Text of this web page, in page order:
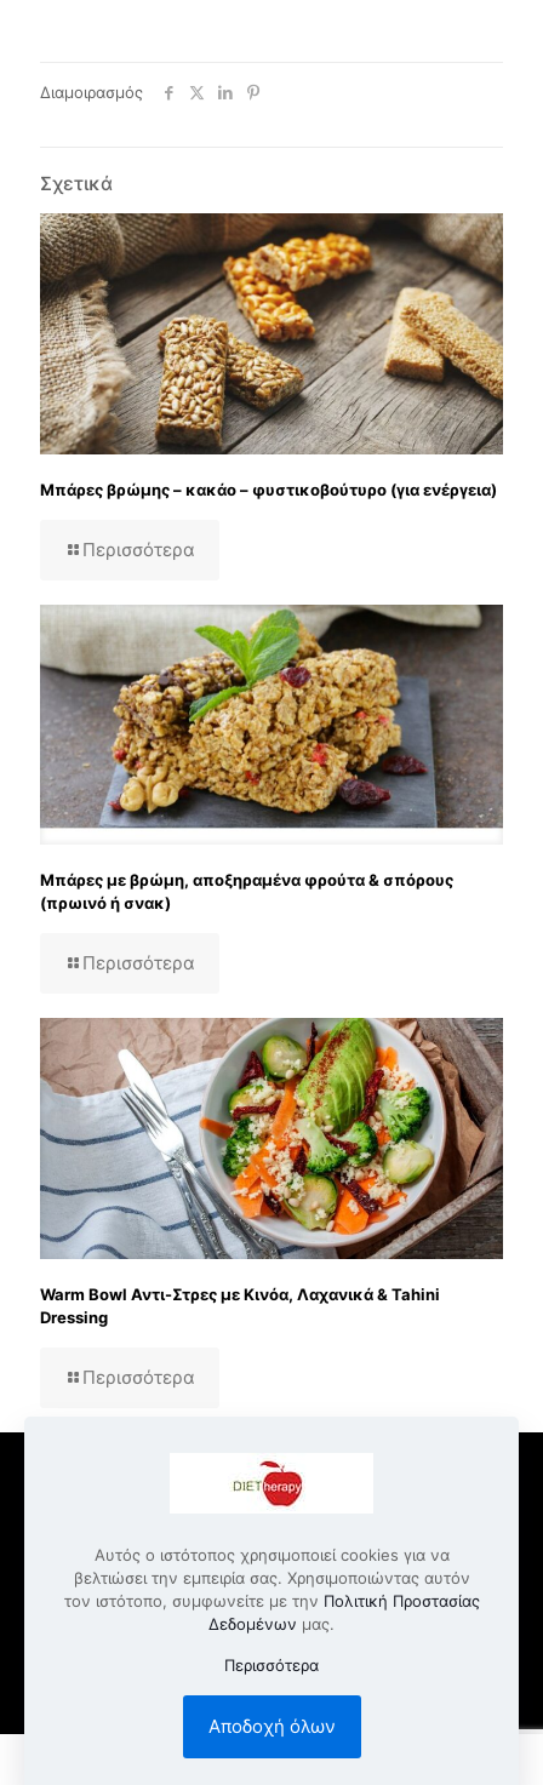
Διαμοιρασμός
Σχετικά
Μπάρες βρώμης – κακάο – φυστικοβούτυρο (για ενέργεια)
Περισσότερα
Μπάρες με βρώμη, αποξηραμένα φρούτα & σπόρους
(πρωινό ή σνακ)
Περισσότερα
Warm Bowl Αντι-Στρες με Κινόα, Λαχανικά & Tahini
Dressing
Περισσότερα
© 2022 Dietherapy.gr | All Rights Reserved
Επικοινωνία
Υπηρεσίες Διατροφής και Εκπαίδευσης
Όροι Παροχής Υπηρεσιών
Πολιτική Απορρήτου
Αυτός ο ιστότοπος χρησιμοποιεί cookies για να
βελτιώσει την εμπειρία σας. Χρησιμοποιώντας αυτόν
τον ιστότοπο, συμφωνείτε με την Πολιτική Προστασίας
Δεδομένων μας.
Περισσότερα
Αποδοχή όλων